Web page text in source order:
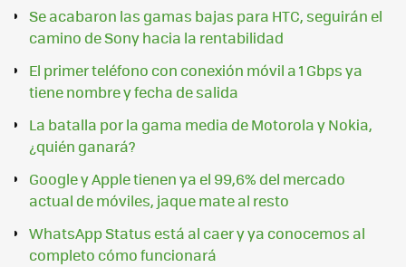
Se acabaron las gamas bajas para HTC, seguirán el
camino de Sony hacia la rentabilidad
El primer teléfono con conexión móvil a 1 Gbps ya
tiene nombre y fecha de salida
La batalla por la gama media de Motorola y Nokia,
¿quién ganará?
Google y Apple tienen ya el 99,6% del mercado
actual de móviles, jaque mate al resto
WhatsApp Status está al caer y ya conocemos al
completo cómo funcionará